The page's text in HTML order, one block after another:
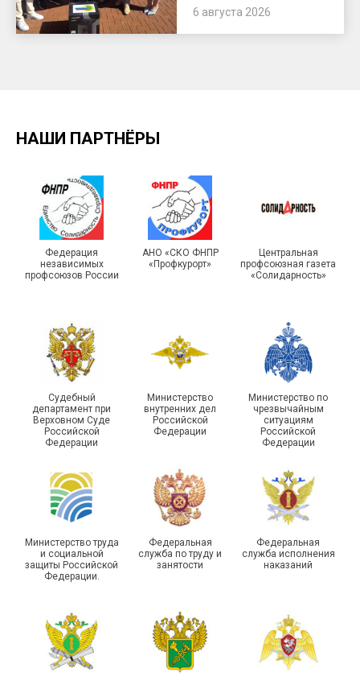
6 августа 2026
НАШИ ПАРТНЁРЫ
Федерация
независимых
профсоюзов России
АНО «СКО ФНПР
«Профкурорт»
Центральная
профсоюзная газета
«Солидарность»
Судебный
департамент при
Верховном Суде
Российской
Федерации
Министерство
внутренних дел
Российской
Федерации
Министерство по
чрезвычайным
ситуациям
Российской
Федерации
Министерство труда
и социальной
защиты Российской
Федерации.
Федеральная
служба по труду и
занятости
Федеральная
служба исполнения
наказаний